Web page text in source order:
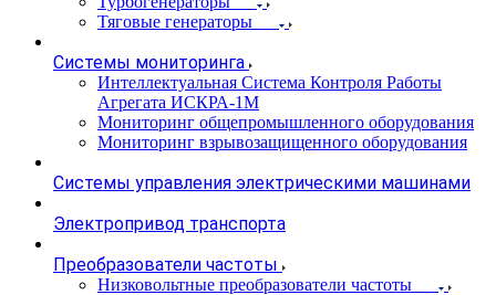
Тяговые генераторы
Системы мониторинга
Интеллектуальная Система Контроля Работы
Агрегата ИСКРА-1М
Мониторинг общепромышленного оборудования
Мониторинг взрывозащищенного оборудования
Системы управления электрическими машинами
Электропривод транспорта
Преобразователи частоты
Низковольтные преобразователи частоты